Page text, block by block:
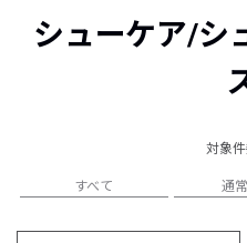
シューケア/シ
対象
すべて 通